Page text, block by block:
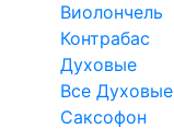
Виолончель
Контрабас
Духовые
Все Духовые
Саксофон